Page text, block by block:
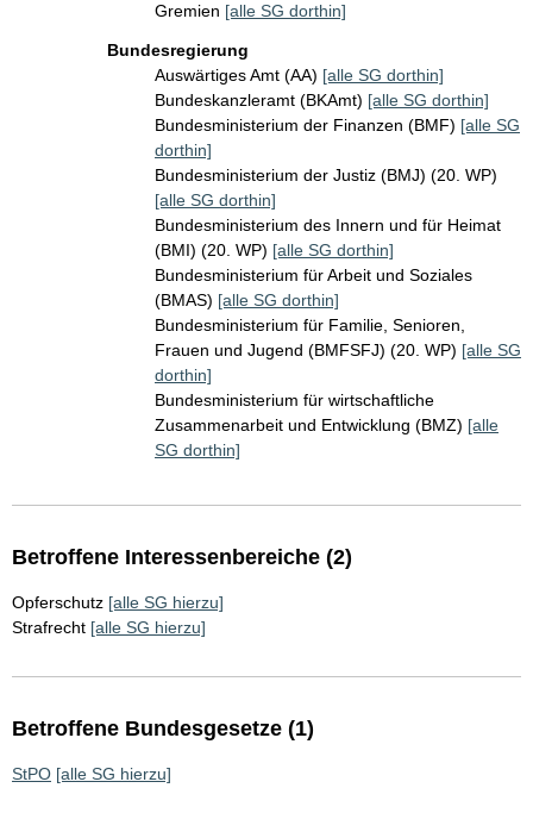
Gremien [alle SG dorthin]
Bundesregierung
Auswärtiges Amt (AA) [alle SG dorthin]
Bundeskanzleramt (BKAmt) [alle SG dorthin]
Bundesministerium der Finanzen (BMF) [alle SG
dorthin]
Bundesministerium der Justiz (BMJ) (20. WP)
[alle SG dorthin]
Bundesministerium des Innern und für Heimat
(BMI) (20. WP) [alle SG dorthin]
Bundesministerium für Arbeit und Soziales
(BMAS) [alle SG dorthin]
Bundesministerium für Familie, Senioren,
Frauen und Jugend (BMFSFJ) (20. WP) [alle SG
dorthin]
Bundesministerium für wirtschaftliche
Zusammenarbeit und Entwicklung (BMZ) [alle
SG dorthin]
Betroffene Interessenbereiche (2)
Opferschutz [alle SG hierzu]
Strafrecht [alle SG hierzu]
Betroffene Bundesgesetze (1)
StPO [alle SG hierzu]